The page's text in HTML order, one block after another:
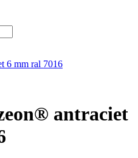
6 mm ral 7016
antraciet